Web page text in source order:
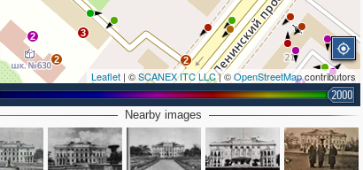
2 3
2
2
2
2
3
2
2
2
Leaflet | ©SCANEX ITC LLC| ©OpenStreetMapcontributors
2000
Nearby images